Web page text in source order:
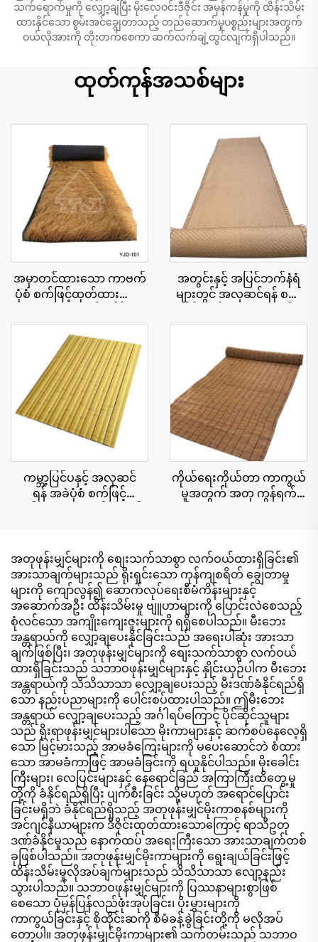
သက်ရောက်မှုကို လျှော့ချပြီး မိုးလေဝင်းဒီဇိုင်း အမှန်ကန်မှုကို ထိန်းသိမ်း
ထားနိုင်သော စွမ်းအင်ချွေတာသည့် တည်ဆောက်မှုပစ္စည်းများအတွက်
ဝယ်လိုအားကို တိုးတက်စေကာ ဆက်လက်ချဲ့ထွင်လျက်ရှိပါသည်။
ထုတ်ကုန်အသစ်များ
အမှာတင်ထားသော ကာဗက်
ပုံစံ စက်ဖြင့်ထုတ်ထားသော
cu roll 1x15 မီတာ အကျယ်၊
အမြန်တပ်ဆင်နိုင်ရန်
အတွင်းနှင့် အပြင်ဘက်နံရံ
များတွင် အလှဆင်ရန် စက်
ကောင်းများ
ကမ္ဘာ့ပြင်ပနှင့် အလှဆင်
ရန် အခဲပုံစံ စက်ဖြင့်
ကိုယ်ရေးကိုယ်တာ ကာကွယ်
မှုအတွက် အတု ကွန်ရက်
အတုဖုန်းမျှင်များကို စျေးသက်သာစွာ လက်ဝယ်ထားရှိခြင်း၏
အားသာချက်များသည် ရိုးရှင်းသော ကုန်ကျစရိတ် ချွေတာမှု
များကို ကျော်လွန်၍ ဆောက်လုပ်ရေးစီမံကိန်းများနှင့်
အဆောက်အဦး ထိန်းသိမ်းမှု ဗျူဟာများကို ပြောင်းလဲစေသည့်
စုံလင်သော အကျိုးကျေးဇူးများကို ရရှိစေပါသည်။ မီးဘေး
အန္တရာယ်ကို လျှော့ချပေးနိုင်ခြင်းသည် အရေးပါဆုံး အားသာ
ချက်ဖြစ်ပြီး၊ အတုဖုန်းမျှင်များကို စျေးသက်သာစွာ လက်ဝယ်
ထားရှိခြင်းသည် သဘာဝဖုန်းမျှင်များနှင့် နှိုင်းယှဉ်ပါက မီးဘေး
အန္တရာယ်ကို သိသိသာသာ လျှော့ချပေးသည့် မီးဒဏ်ခံနိုင်ရည်ရှိ
သော နည်းပညာများကို ပေါင်းစပ်ထားပါသည်။ ဤမီးဘေး
အန္တရာယ် လျှော့ချပေးသည့် အင်္ဂါရပ်ကြောင့် ပိုင်ဆိုင်သူများ
သည် ရိုးရာဖုန်းမျှင်များပါသော မိုးကာများနှင့် ဆက်စပ်နေလေ့ရှိ
သော မြင့်မားသည့် အာမခံကြေးများကို မပေးဆောင်ဘဲ စံထား
သော အာမခံကာဖြင့် အာမခံခြင်းကို ရယူနိုင်ပါသည်။ မိုးခေါင်း
ကြီးများ၊ လေပြင်းများနှင့် နေရောင်ခြည် အကြာကြီးထိတွေ့မှု
တို့ကို ခံနိုင်ရည်ရှိပြီး ပျက်စီးခြင်း သို့မဟုတ် အရောင်ပြောင်း
ခြင်းမရှိဘဲ ခံနိုင်ရည်ရှိသည့် အတုဖုန်းမျှင်မိုးကာစနစ်များကို
အင်ဂျင်နီယာများက ဒီဇိုင်းထုတ်ထားသောကြောင့် ရာသီဥတု
ဒဏ်ခံနိုင်မှုသည် နောက်ထပ် အရေးကြီးသော အားသာချက်တစ်
ခုဖြစ်ပါသည်။ အတုဖုန်းမျှင်မိုးကာများကို ရွေးချယ်ခြင်းဖြင့်
ထိန်းသိမ်းမှုလိုအပ်ချက်များသည် သိသိသာသာ လျော့နည်း
သွားပါသည်။ သဘာဝဖုန်းမျှင်များကို ပြဿနာများစွာဖြစ်
စေသော ပုံမှန်ပြန်လည်ဖုံးအုပ်ခြင်း၊ ပိုးမွှားများကို
ကာကွယ်ခြင်းနှင့် စိုထိုင်းဆကို စီမံခန့်ခွဲခြင်းတို့ကို မလိုအပ်
တော့ပါ။ အတုဖုန်းမျှင်မိုးကာများ၏ သက်တမ်းသည် သဘာဝ